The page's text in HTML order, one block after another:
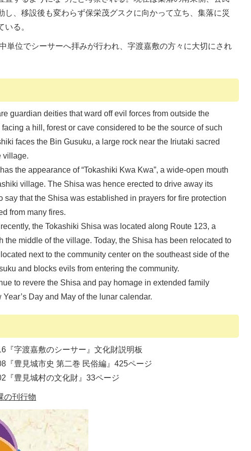
し、移設後も変わらず保栄茂グスクに向かって立ち、集落に災
る。
単位でシーサーへ拝みが行われ、字渡嘉敷の方々に大切にされ
guardian deities that ward off evil forces from outside the
a hill, forest or cave considered to be the source of such
faces the Bin Gusuku, a large rock near the Iriutaki sacred
village.
the appearance of “Tokashiki Kwa Kwa”, a wide-open mouth
village. The Shisa was hence erected to drive away its
say that the Shisa was established in prayers for fire protection
from many fires.
the Tokashiki Shisa was located along Route 123, a
the middle of the village. Today, the Shisa has been relocated to
next to the community center on the southeast side of the
and blocks evils from entering the community.
to revere the Shisa and pay homage in extended family
Day and May of the lunar calendar.
『字渡嘉敷のシーサー』文化財説明板
『豊見城市史 第二巻 民俗編』425ページ
『豊見城村の文化財』33ページ
の刊行物